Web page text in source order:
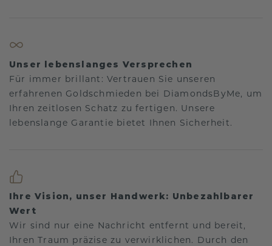
Unser lebenslanges Versprechen
Für immer brillant: Vertrauen Sie unseren
erfahrenen Goldschmieden bei DiamondsByMe, um
Ihren zeitlosen Schatz zu fertigen. Unsere
lebenslange Garantie bietet Ihnen Sicherheit.
Ihre Vision, unser Handwerk: Unbezahlbarer
Wert
Wir sind nur eine Nachricht entfernt und bereit,
Ihren Traum präzise zu verwirklichen. Durch den